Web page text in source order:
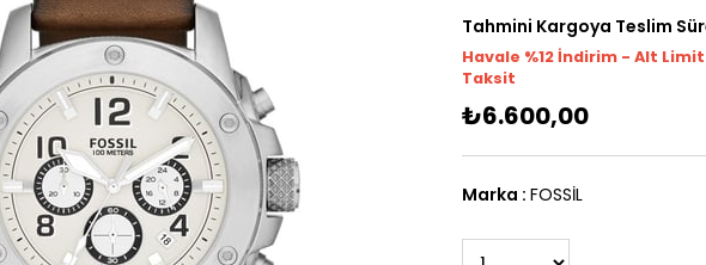
Tahmini Kargoya Teslim
Havale %12 İndirim - Alt Limit
Taksit
₺6.600,00
Marka : FOSSİL